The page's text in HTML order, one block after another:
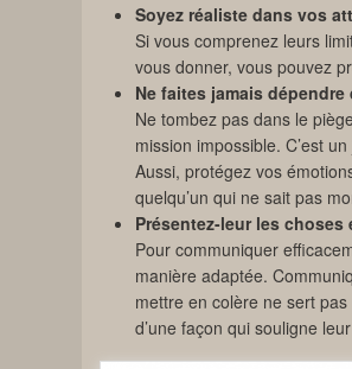
Soyez réaliste dans vos
Si vous comprenez leurs
vous donner, vous pouvez
Ne faites jamais
Ne tombez pas dans le
mission impossible. C’est
Aussi, protégez vos
quelqu’un qui ne sait pas
Présentez-leur les
Pour communiquer
manière adaptée.
mettre en colère ne sert
d’une façon qui souligne